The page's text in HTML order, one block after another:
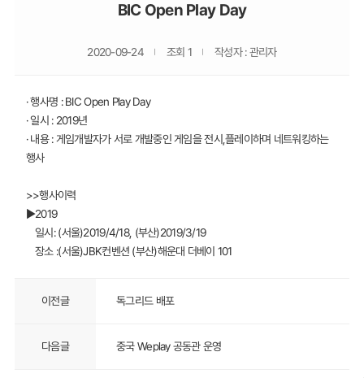
BIC Open Play Day
2020-09-24 조회 1 작성자 : 관리자
· 행사명 : BIC Open Play Day
· 일시 : 2019년
· 내용 : 게임개발자가 서로 개발중인 게임을 전시,플레이하며 네트워킹하는
행사
>>행사이력
▶2019
일시: (서울)2019/4/18, (부산)2019/3/19
장소 :(서울)JBK컨벤션 (부산)해운대 더베이 101
이전글 독그리드 배포
다음글 중국 Weplay 공동관 운영